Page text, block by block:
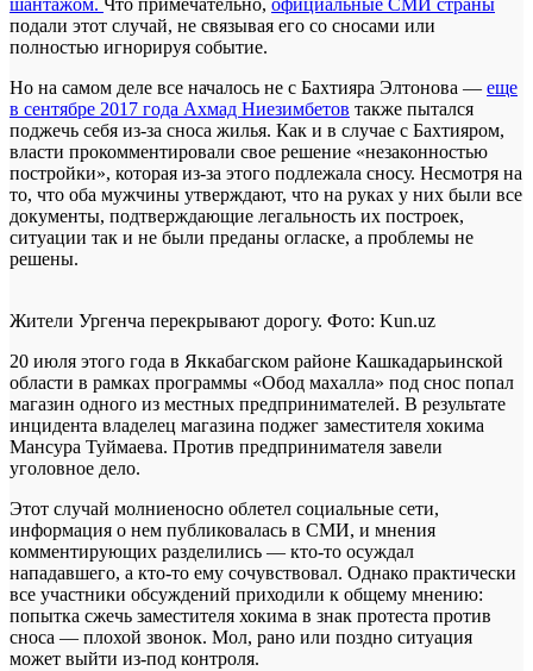
шантажом. Что примечательно, официальные СМИ страны
подали этот случай, не связывая его со сносами или
полностью игнорируя событие.
Но на самом деле все началось не с Бахтияра Элтонова — еще
в сентябре 2017 года Ахмад Ниезимбетов также пытался
поджечь себя из-за сноса жилья. Как и в случае с Бахтияром,
власти прокомментировали свое решение «незаконностью
постройки», которая из-за этого подлежала сносу. Несмотря на
то, что оба мужчины утверждают, что на руках у них были все
документы, подтверждающие легальность их построек,
ситуации так и не были преданы огласке, а проблемы не
решены.
Жители Ургенча перекрывают дорогу. Фото: Kun.uz
20 июля этого года в Яккабагском районе Кашкадарьинской
области в рамках программы «Обод махалла» под снос попал
магазин одного из местных предпринимателей. В результате
инцидента владелец магазина поджег заместителя хокима
Мансура Туймаева. Против предпринимателя завели
уголовное дело.
Этот случай молниеносно облетел социальные сети,
информация о нем публиковалась в СМИ, и мнения
комментирующих разделились — кто-то осуждал
нападавшего, а кто-то ему сочувствовал. Однако практически
все участники обсуждений приходили к общему мнению:
попытка сжечь заместителя хокима в знак протеста против
сноса — плохой звонок. Мол, рано или поздно ситуация
может выйти из-под контроля.